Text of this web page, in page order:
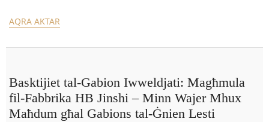
AQRA AKTAR
Basktijiet tal-Gabion Iwweldjati: Magħmula
fil-Fabbrika HB Jinshi – Minn Wajer Mhux
Maħdum għal Gabions tal-Ġnien Lesti